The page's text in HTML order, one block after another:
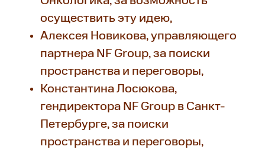
осуществить эту идею,
Алексея Новикова, управляющего
партнера NF Group, за поиски
пространства и переговоры,
Константина Лосюкова,
гендиректора NF Group в Санкт-
Петербурге, за поиски
пространства и переговоры,